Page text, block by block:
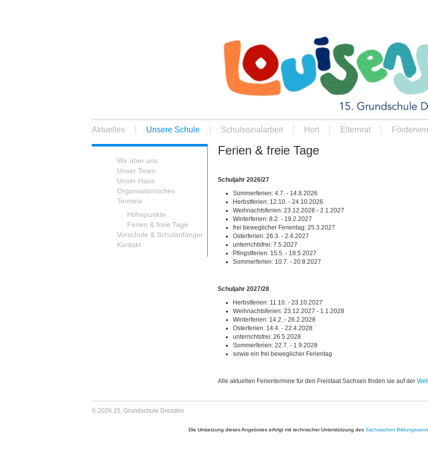
Aktuelles Unsere Schule Schulsozialarbeit Hort Elternrat
Wir über uns
Unser Team
Unser Haus
Organisatorisches
Termine
Höhepunkte
Ferien & freie Tage
Vorschule & Schulanfänger
Kontakt
Ferien & freie Tage
Schuljahr 2026/27
Sommerferien: 4.7. - 14.8.2026
Herbstferien: 12.10. - 24.10.2026
Weihnachtsferien: 23.12.2026 - 2.1.2027
Winterferien: 8.2. - 19.2.2027
frei beweglicher Ferientag: 25.3.2027
Osterferien: 26.3. - 2.4.2027
unterrichtsfrei: 7.5.2027
Pfingstferien: 15.5. - 18.5.2027
Sommerferien: 10.7. - 20.8.2027
Schuljahr 2027/28
Herbstferien: 11.10. - 23.10.2027
Weihnachtsferien: 23.12.2027 - 1.1.2028
Winterferien: 14.2. - 26.2.2028
Osterferien: 14.4. - 22.4.2028
unterrichtsfrei: 26.5.2028
Sommerferien: 22.7. - 1.9.2028
sowie ein frei beweglicher Ferientag
Alle aktuellen Ferientermine für den Freistaat Sachsen finden sie auf der
© 2026 15. Grundschule Dresden
Die Umsetzung dieses Angebotes erfolgt mit technischer Unterstützung des Sächsischen